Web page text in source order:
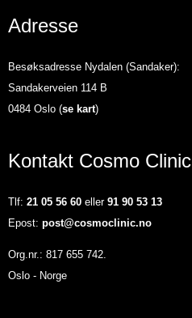
Adresse
Besøksadresse Nydalen (Sandaker):
Sandakerveien 114 B
0484 Oslo (se kart)
Kontakt Cosmo Clinic
Tlf: 21 05 56 60 eller 91 90 53 13
Epost: post@cosmoclinic.no
Org.nr.: 817 655 742.
Oslo - Norge